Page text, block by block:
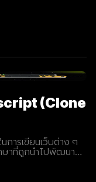
ได้เลยว่ามันกำลังจะ
Generation คือ
นที่ระบบ 4G ที่เราใช้
นั้น แต่รวมถึง
5G คือการพัฒนา 3
ไร้สายต่างๆ ขยาย
ความสามารถในการ
(Clone
การเขียนเว็บต่าง ๆ
ษาที่ถูกนำไปพัฒนา
น เราเลยมีแนวทาง